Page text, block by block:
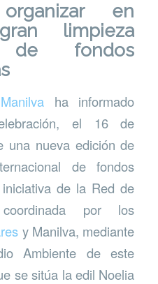
en
limpieza
de fondos
ha informado
el 16 de
una nueva edición de
de fondos
de la Red de
por los
y Manilva, mediante
Ambiente de este
se sitúa la edil Noelia